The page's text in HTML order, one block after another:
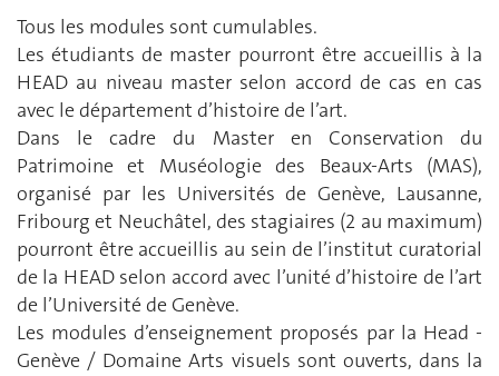
Tous les modules sont cumulables.
Les étudiants de master pourront être accueillis à la
HEAD au niveau master selon accord de cas en cas
avec le département d’histoire de l’art.
Dans le cadre du Master en Conservation du
Patrimoine et Muséologie des Beaux-Arts (MAS),
organisé par les Universités de Genève, Lausanne,
Fribourg et Neuchâtel, des stagiaires (2 au maximum)
pourront être accueillis au sein de l’institut curatorial
de la HEAD selon accord avec l’unité d’histoire de l’art
de l’Université de Genève.
Les modules d’enseignement proposés par la Head -
Genève / Domaine Arts visuels sont ouverts, dans la